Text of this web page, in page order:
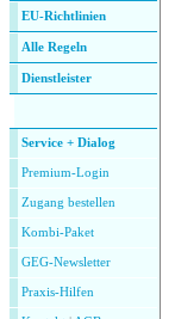
EU-Richtlinien
Alle Regeln
Dienstleister
Service + Dialog
Premium-Login
Zugang bestellen
Kombi-Paket
GEG-Newsletter
Praxis-Hilfen